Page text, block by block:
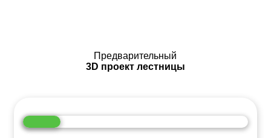
Предварительный
3D проект лестницы